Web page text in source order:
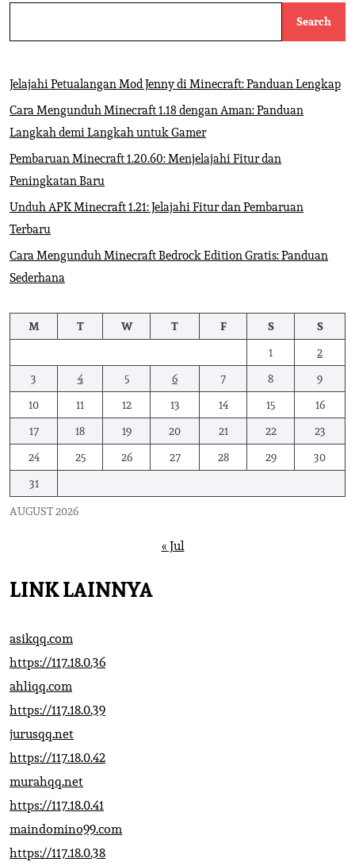
Search
Jelajahi Petualangan Mod Jenny di Minecraft: Panduan Lengkap
Cara Mengunduh Minecraft 1.18 dengan Aman: Panduan
Langkah demi Langkah untuk Gamer
Pembaruan Minecraft 1.20.60: Menjelajahi Fitur dan
Peningkatan Baru
Unduh APK Minecraft 1.21: Jelajahi Fitur dan Pembaruan
Terbaru
Cara Mengunduh Minecraft Bedrock Edition Gratis: Panduan
Sederhana
AUGUST 2026
M T W T F S
S
1
2
3
4 5 6 7 8
9
10
11 12 13 14 15
16
17
18 19 20 21 22
23
24
25 26 27 28 29
30
31
« Jul
LINK LAINNYA
asikqq.com
https://117.18.0.36
ahliqq.com
https://117.18.0.39
jurusqq.net
https://117.18.0.42
murahqq.net
https://117.18.0.41
maindomino99.com
https://117.18.0.38